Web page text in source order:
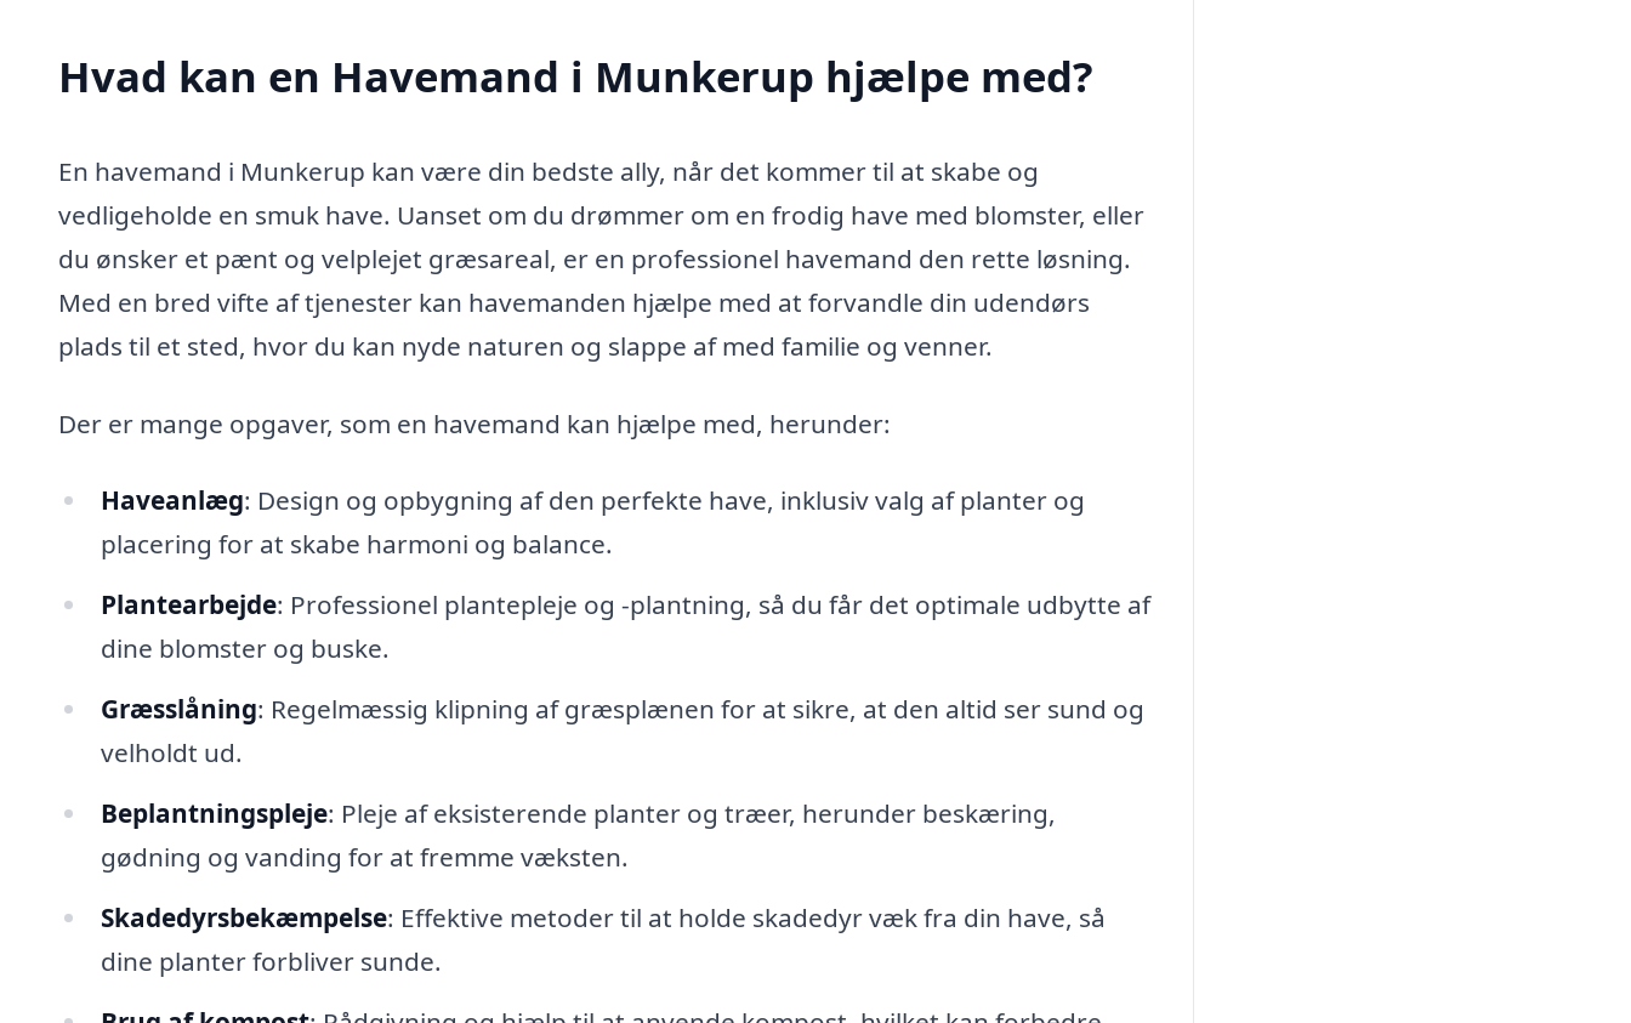
Hvad kan en Havemand i Munkerup hjælpe med?
En havemand i Munkerup kan være din bedste ally, når det kommer til at skabe og
vedligeholde en smuk have. Uanset om du drømmer om en frodig have med blomster, eller
du ønsker et pænt og velplejet græsareal, er en professionel havemand den rette løsning.
Med en bred vifte af tjenester kan havemanden hjælpe med at forvandle din udendørs
plads til et sted, hvor du kan nyde naturen og slappe af med familie og venner.
Der er mange opgaver, som en havemand kan hjælpe med, herunder:
Haveanlæg: Design og opbygning af den perfekte have, inklusiv valg af planter og
placering for at skabe harmoni og balance.
Plantearbejde: Professionel plantepleje og -plantning, så du får det optimale udbytte af
dine blomster og buske.
Græsslåning: Regelmæssig klipning af græsplænen for at sikre, at den altid ser sund og
velholdt ud.
Beplantningspleje: Pleje af eksisterende planter og træer, herunder beskæring,
gødning og vanding for at fremme væksten.
Skadedyrsbekæmpelse: Effektive metoder til at holde skadedyr væk fra din have, så
dine planter forbliver sunde.